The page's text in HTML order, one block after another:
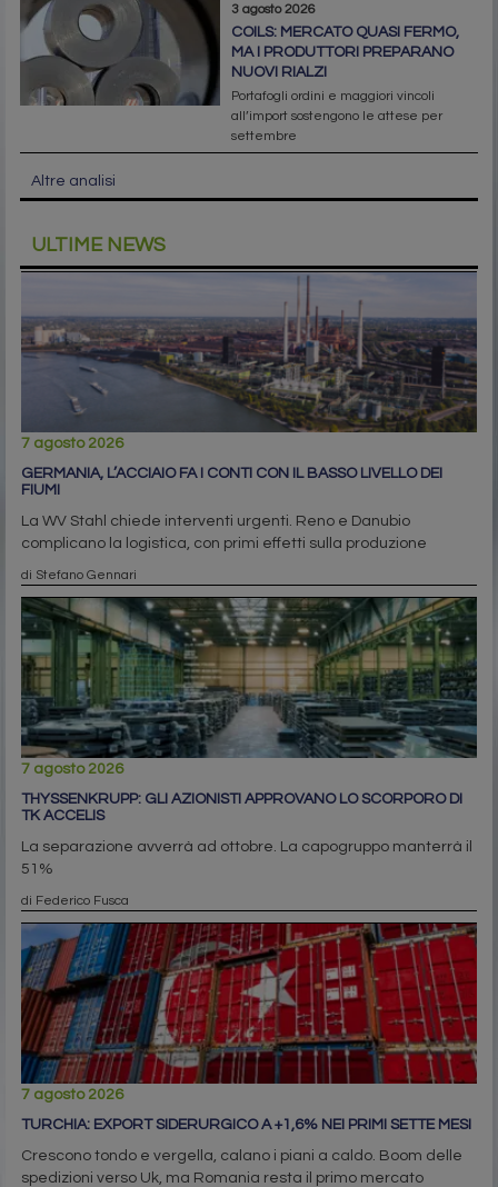
3 agosto 2026
COILS: MERCATO QUASI FERMO,
MA I PRODUTTORI PREPARANO
NUOVI RIALZI
Portafogli ordini e maggiori vincoli
all’import sostengono le attese per
settembre
Altre analisi
ULTIME NEWS
7 agosto 2026
GERMANIA, L’ACCIAIO FA I CONTI CON IL BASSO LIVELLO DEI
FIUMI
La WV Stahl chiede interventi urgenti. Reno e Danubio
complicano la logistica, con primi effetti sulla produzione
di Stefano Gennari
7 agosto 2026
THYSSENKRUPP: GLI AZIONISTI APPROVANO LO SCORPORO DI
TK ACCELIS
La separazione avverrà ad ottobre. La capogruppo manterrà il
51%
di Federico Fusca
7 agosto 2026
TURCHIA: EXPORT SIDERURGICO A +1,6% NEI PRIMI SETTE MESI
Crescono tondo e vergella, calano i piani a caldo. Boom delle
spedizioni verso Uk, ma Romania resta il primo mercato